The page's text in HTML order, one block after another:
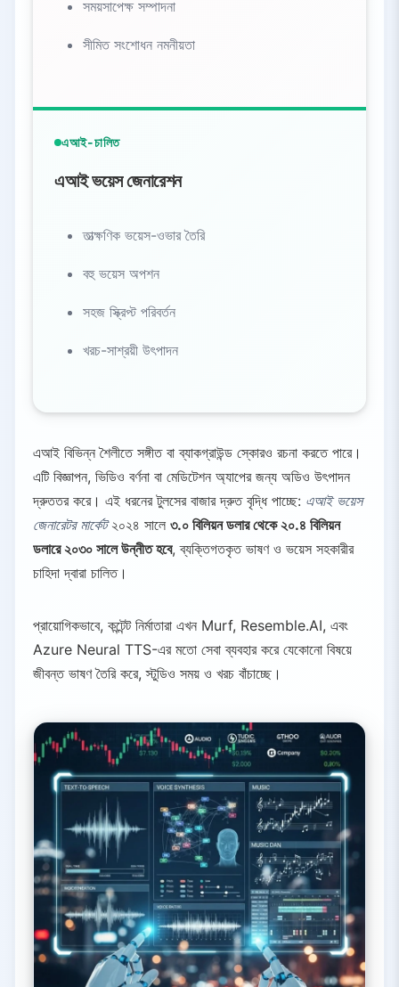
সময়সাপেক্ষ সম্পাদনা
সীমিত সংশোধন নমনীয়তা
এআই-চালিত
এআই ভয়েস জেনারেশন
তাত্ক্ষণিক ভয়েস-ওভার তৈরি
বহু ভয়েস অপশন
সহজ স্ক্রিপ্ট পরিবর্তন
খরচ-সাশ্রয়ী উৎপাদন
এআই বিভিন্ন শৈলীতে সঙ্গীত বা ব্যাকগ্রাউন্ড স্কোরও রচনা করতে পারে।
এটি বিজ্ঞাপন, ভিডিও বর্ণনা বা মেডিটেশন অ্যাপের জন্য অডিও উৎপাদন
দ্রুততর করে। এই ধরনের টুলসের বাজার দ্রুত বৃদ্ধি পাচ্ছে: এআই ভয়েস
জেনারেটর মার্কেট২০২৪ সালে ৩.০ বিলিয়ন ডলার থেকে ২০.৪ বিলিয়ন
ডলারে ২০৩০ সালে উন্নীত হবে, ব্যক্তিগতকৃত ভাষণ ও ভয়েস সহকারীর
চাহিদা দ্বারা চালিত।
প্রায়োগিকভাবে, কন্টেন্ট নির্মাতারা এখন Murf, Resemble.AI, এবং
Azure Neural TTS-এর মতো সেবা ব্যবহার করে যেকোনো বিষয়ে
জীবন্ত ভাষণ তৈরি করে, স্টুডিও সময় ও খরচ বাঁচাচ্ছে।